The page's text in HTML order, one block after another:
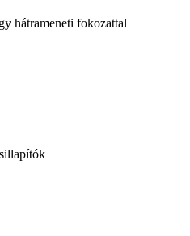
hátrameneti fokozattal